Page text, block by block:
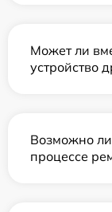
Может ли
устройство
Возможно
процессе